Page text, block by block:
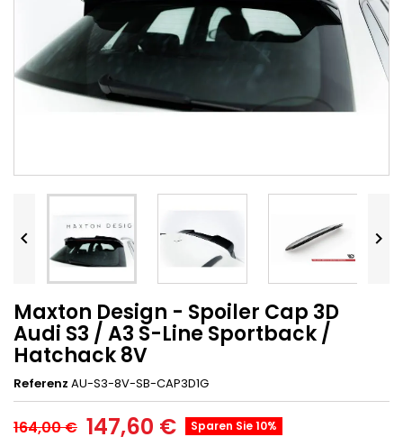
 
Maxton Design - Spoiler Cap 3D
Audi S3 / A3 S-Line Sportback /
Hatchack 8V
Referenz AU-S3-8V-SB-CAP3D1G
164,00 € 147,60 € Sparen Sie 10%